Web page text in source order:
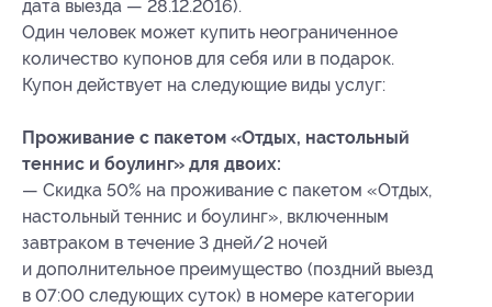
дата выезда — 28.12.2016).
Один человек может купить неограниченное
количество купонов для себя или в подарок.
Купон действует на следующие виды услуг:
Проживание с пакетом «Отдых, настольный
теннис и боулинг» для двоих:
— Скидка 50% на проживание с пакетом «Отдых,
настольный теннис и боулинг», включенным
завтраком в течение 3 дней/2 ночей
и дополнительное преимущество (поздний выезд
в 07:00 следующих суток) в номере категории